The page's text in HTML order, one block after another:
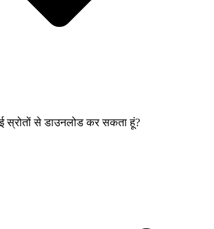
स्रोतों से डाउनलोड कर सकता हूं?